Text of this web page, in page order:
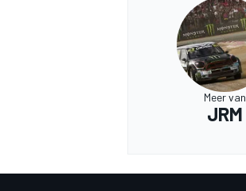
Meer van
JRM